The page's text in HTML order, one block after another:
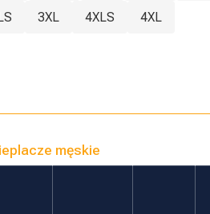
3XL 4XLS 4XL
męskie